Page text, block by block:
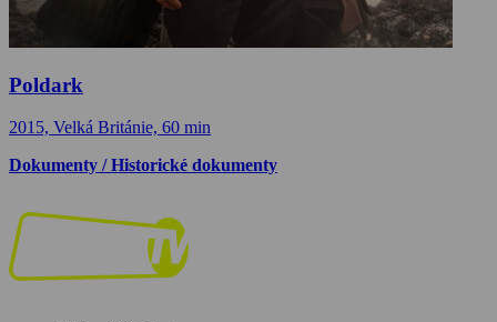
Poldark
2015, Velká Británie, 60 min
Dokumenty / Historické dokumenty